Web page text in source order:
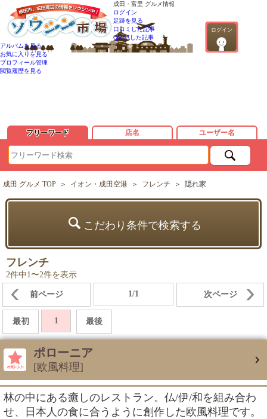
成田・富里 グルメ情報
ログイン
ログイン
足跡を見る
口コミした記事
QandAした記事
アルバムを見る
お気に入りを見る
プロフィール管理
閲覧履歴を見る
フリーワード 店名 ユーザー名
成田 グルメ TOP ＞ イオン・成田空港 ＞ フレンチ ＞ 隠れ家
こだわり条件で検索する
フレンチ
2件中1〜2件を表示
前ページ 1/1 次ページ
最初 1 最後
ポローニア
[欧風料理]
林の中にある癒しのレストラン。仏/伊/和を組み合わ
せ、日本人の食に合うように創作した欧風料理です。